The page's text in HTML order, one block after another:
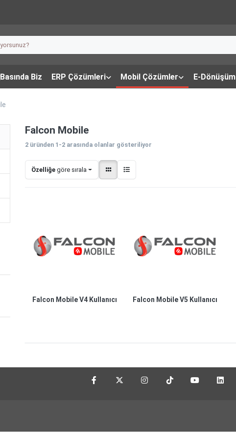
Basında Biz ERP Çözümleri Mobil Çözümler E-Dönüşüm
Falcon Mobile
2 üründen 1-2 arasında olanlar gösteriliyor
Özelliğe göre sırala
Falcon Mobile V4 Kullanıcı Falcon Mobile V5 Kullanıcı